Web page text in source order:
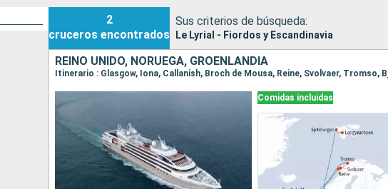
2
cruceros encontrados
Sus criterios de búsqueda:
Le Lyrial - Fiordos y Escandinavia
REINO UNIDO, NORUEGA, GROENLANDIA
Comidas incluidas